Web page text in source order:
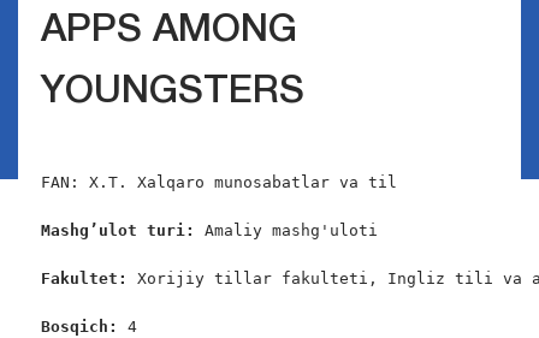
APPS AMONG
YOUNGSTERS
FAN: X.T. Xalqaro munosabatlar va til
Mashg’ulot turi: Amaliy mashg'uloti
Fakultet: Xorijiy tillar fakulteti, Ingliz tili va
Bosqich: 4